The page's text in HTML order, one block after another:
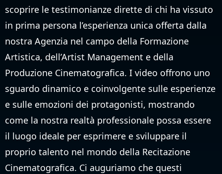
scoprire le testimonianze dirette di chi ha vissuto
in prima persona l’esperienza unica offerta dalla
nostra Agenzia nel campo della Formazione
Artistica, dell’Artist Management e della
Produzione Cinematografica. I video offrono uno
sguardo dinamico e coinvolgente sulle esperienze
e sulle emozioni dei protagonisti, mostrando
come la nostra realtà professionale possa essere
il luogo ideale per esprimere e sviluppare il
proprio talento nel mondo della Recitazione
Cinematografica. Ci auguriamo che questi